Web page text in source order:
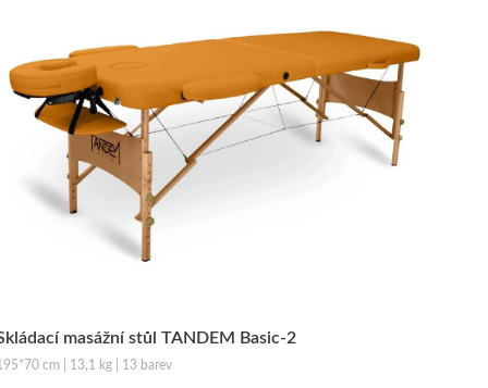
masážní stůl TANDEM Basic-2
cm | 13,1 kg | 13 barev